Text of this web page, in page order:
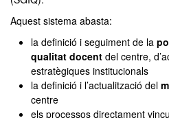
Aquest sistema abasta:
la definició i seguiment de la
qualitat docent del centre,
estratègiques institucionals
la definició i l’actualització del
centre
els processos directament